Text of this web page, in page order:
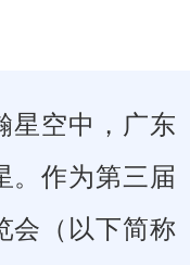
星空中，广东
。作为第三届
会（以下简称